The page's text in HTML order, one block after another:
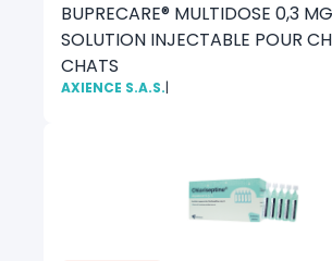
BUPRECARE® MULTIDOSE 0,3
SOLUTION INJECTABLE POUR
CHATS
AXIENCE S.A.S.|